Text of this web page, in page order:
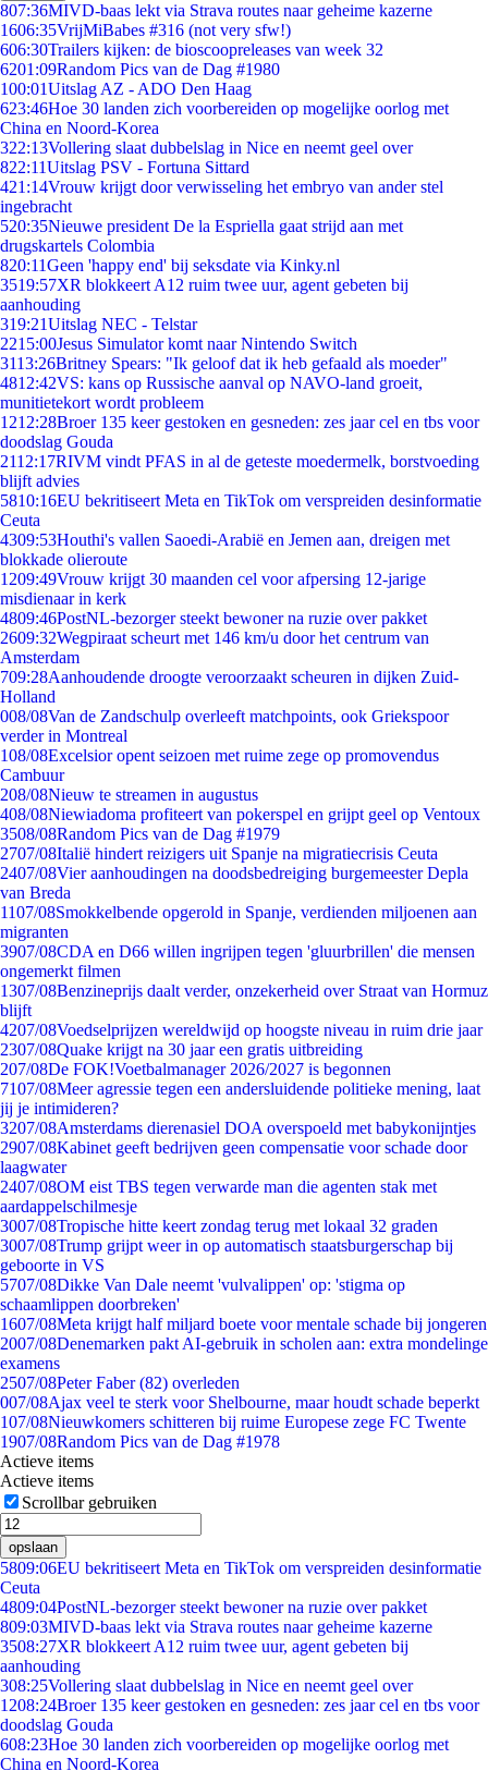
807:36MIVD-baas lekt via Strava routes naar geheime kazerne
1606:35VrijMiBabes #316 (not very sfw!)
606:30Trailers kijken: de bioscoopreleases van week 32
6201:09Random Pics van de Dag #1980
100:01Uitslag AZ - ADO Den Haag
623:46Hoe 30 landen zich voorbereiden op mogelijke oorlog met
China en Noord-Korea
322:13Vollering slaat dubbelslag in Nice en neemt geel over
822:11Uitslag PSV - Fortuna Sittard
421:14Vrouw krijgt door verwisseling het embryo van ander stel
ingebracht
520:35Nieuwe president De la Espriella gaat strijd aan met
drugskartels Colombia
820:11Geen 'happy end' bij seksdate via Kinky.nl
3519:57XR blokkeert A12 ruim twee uur, agent gebeten bij
aanhouding
319:21Uitslag NEC - Telstar
2215:00Jesus Simulator komt naar Nintendo Switch
3113:26Britney Spears: "Ik geloof dat ik heb gefaald als moeder"
4812:42VS: kans op Russische aanval op NAVO-land groeit,
munitietekort wordt probleem
1212:28Broer 135 keer gestoken en gesneden: zes jaar cel en tbs voor
doodslag Gouda
2112:17RIVM vindt PFAS in al de geteste moedermelk, borstvoeding
blijft advies
5810:16EU bekritiseert Meta en TikTok om verspreiden desinformatie
Ceuta
4309:53Houthi's vallen Saoedi-Arabië en Jemen aan, dreigen met
blokkade olieroute
1209:49Vrouw krijgt 30 maanden cel voor afpersing 12-jarige
misdienaar in kerk
4809:46PostNL-bezorger steekt bewoner na ruzie over pakket
2609:32Wegpiraat scheurt met 146 km/u door het centrum van
Amsterdam
709:28Aanhoudende droogte veroorzaakt scheuren in dijken Zuid-
Holland
008/08Van de Zandschulp overleeft matchpoints, ook Griekspoor
verder in Montreal
108/08Excelsior opent seizoen met ruime zege op promovendus
Cambuur
208/08Nieuw te streamen in augustus
408/08Niewiadoma profiteert van pokerspel en grijpt geel op Ventoux
3508/08Random Pics van de Dag #1979
2707/08Italië hindert reizigers uit Spanje na migratiecrisis Ceuta
2407/08Vier aanhoudingen na doodsbedreiging burgemeester Depla
van Breda
1107/08Smokkelbende opgerold in Spanje, verdienden miljoenen aan
migranten
3907/08CDA en D66 willen ingrijpen tegen 'gluurbrillen' die mensen
ongemerkt filmen
1307/08Benzineprijs daalt verder, onzekerheid over Straat van Hormuz
blijft
4207/08Voedselprijzen wereldwijd op hoogste niveau in ruim drie jaar
2307/08Quake krijgt na 30 jaar een gratis uitbreiding
207/08De FOK!Voetbalmanager 2026/2027 is begonnen
7107/08Meer agressie tegen een andersluidende politieke mening, laat
jij je intimideren?
3207/08Amsterdams dierenasiel DOA overspoeld met babykonijntjes
2907/08Kabinet geeft bedrijven geen compensatie voor schade door
laagwater
2407/08OM eist TBS tegen verwarde man die agenten stak met
aardappelschilmesje
3007/08Tropische hitte keert zondag terug met lokaal 32 graden
3007/08Trump grijpt weer in op automatisch staatsburgerschap bij
geboorte in VS
5707/08Dikke Van Dale neemt 'vulvalippen' op: 'stigma op
schaamlippen doorbreken'
1607/08Meta krijgt half miljard boete voor mentale schade bij jongeren
2007/08Denemarken pakt AI-gebruik in scholen aan: extra mondelinge
examens
2507/08Peter Faber (82) overleden
007/08Ajax veel te sterk voor Shelbourne, maar houdt schade beperkt
107/08Nieuwkomers schitteren bij ruime Europese zege FC Twente
1907/08Random Pics van de Dag #1978
Actieve items
Actieve items
Scrollbar gebruiken
opslaan
5809:06EU bekritiseert Meta en TikTok om verspreiden desinformatie
Ceuta
4809:04PostNL-bezorger steekt bewoner na ruzie over pakket
809:03MIVD-baas lekt via Strava routes naar geheime kazerne
3508:27XR blokkeert A12 ruim twee uur, agent gebeten bij
aanhouding
308:25Vollering slaat dubbelslag in Nice en neemt geel over
1208:24Broer 135 keer gestoken en gesneden: zes jaar cel en tbs voor
doodslag Gouda
608:23Hoe 30 landen zich voorbereiden op mogelijke oorlog met
China en Noord-Korea